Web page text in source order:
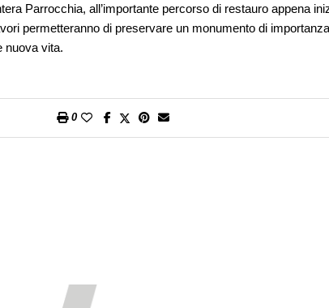
Parrocchia, all’importante percorso di restauro appena
permetteranno di preservare un monumento di
nuova vita.
0